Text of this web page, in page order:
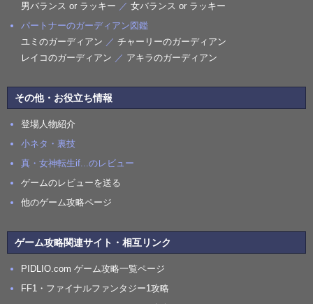
男バランス or ラッキー ／ 女バランス or ラッキー
パートナーのガーディアン図鑑
ユミのガーディアン ／ チャーリーのガーディアン
レイコのガーディアン ／ アキラのガーディアン
その他・お役立ち情報
登場人物紹介
小ネタ・裏技
真・女神転生if...のレビュー
ゲームのレビューを送る
他のゲーム攻略ページ
ゲーム攻略関連サイト・相互リンク
PIDLIO.com ゲーム攻略一覧ページ
FF1・ファイナルファンタジー1攻略